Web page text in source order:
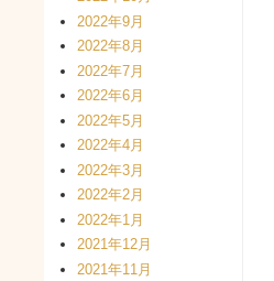
2022年9月
2022年8月
2022年7月
2022年6月
2022年5月
2022年4月
2022年3月
2022年2月
2022年1月
2021年12月
2021年11月